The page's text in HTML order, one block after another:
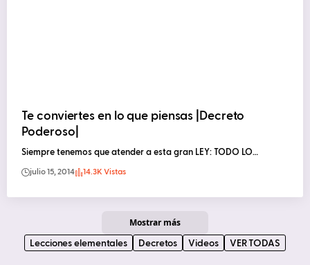
Te conviertes en lo que piensas |Decreto
Poderoso|
Siempre tenemos que atender a esta gran LEY: TODO LO…
julio 15, 2014 14.3K Vistas
Mostrar más
Lecciones elementales Decretos Videos VER TODAS